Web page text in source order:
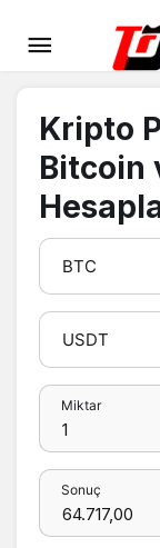
Kripto
Bitcoin
Miktar
Sonuç